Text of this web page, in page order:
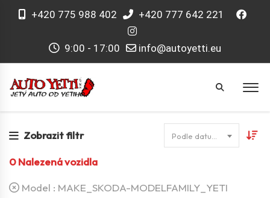
+420 775 988 402 +420 777 642 221
9:00 - 17:00 info@autoyetti.eu
Zobrazit filtr
0Nalezená vozidla
Model : MAKE_SKODA-MODELFAMILY_YETI